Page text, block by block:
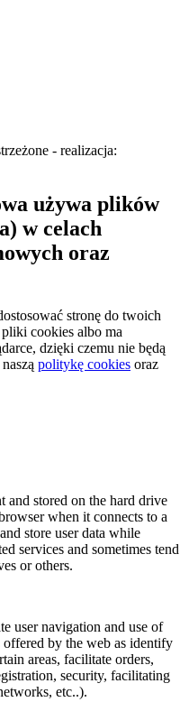
- realizacja:
używa plików
w celach
oraz
stronę do twoich
cookies albo ma
dzięki czemu nie będą
politykę cookies oraz
and stored on the hard drive
when it connects to a
store user data while
services and sometimes tend
or others.
user navigation and use of
by the web as identify
areas, facilitate orders,
security, facilitating
etc..).